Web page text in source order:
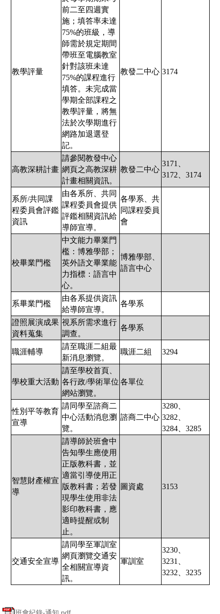
教學評量
前二至四週實
施；填答率未達
75%的班級，導
師需於規定期間
帶班至電腦教室
針對該班未達
75%的課程進行
填答。未完成當
學期全部課程之
教學評量，將無
法於次學期進行
網路加退選登
記。
教發二中心 3174
高教深耕計畫
請參閱教發中心
網頁之高教深耕
計畫相關資訊。
教發二中心
3171、
3172、3174
系所/共同課
程委員會評鑑
資訊
由各系所、共同
課程委員會提供
評鑑相關資訊給
導師宣導。
各學系、共
同課程委員
會
校畢業門檻
中文能力畢業門
檻：博雅學部；
英外語文畢業能
力指標：語言中
心。
博雅學部、
語言中心
系畢業門檻
由各系提供資訊
給導師宣導。
各學系
證照展演成果
資料蒐集
視系所需求進行
調查。
各學系
職涯輔導
請至職涯二組最
新消息瀏覽。
職涯二組 3294
學校重大活動
請至學校首頁、
各行政/學術單位
網站瀏覽。
各單位
性別平等教育
宣導
請同學至諮商二
中心活動消息瀏
覽。
諮商二中心
3280、
3282、
3284、3285
智慧財產權宣
導
請導師於班會中
告知學生應使用
正版教科書，並
適當引導使用正
版教科書；若發
現學生使用非法
影印教科書，應
適時提醒或制
止。
圖資處 3153
交通安全宣導
請同學至軍訓室
網頁瀏覽交通安
全相關宣導資
訊。
軍訓室
3230、
3231、
3232、3235